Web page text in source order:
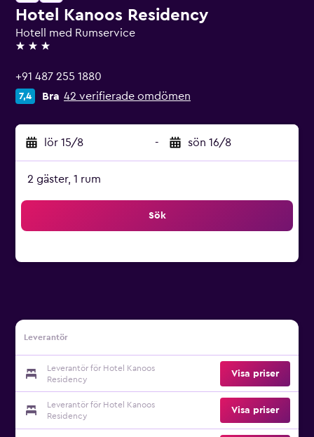
Hotel Kanoos Residency
Hotell med Rumservice
3 stjärnor
+91 487 255 1880
7,4 Bra 42 verifierade omdömen
lör 15/8 - sön 16/8
2 gäster, 1 rum
Sök
Leverantör
Leverantör för Hotel Kanoos
Residency
Visa priser
Leverantör för Hotel Kanoos
Residency
Visa priser